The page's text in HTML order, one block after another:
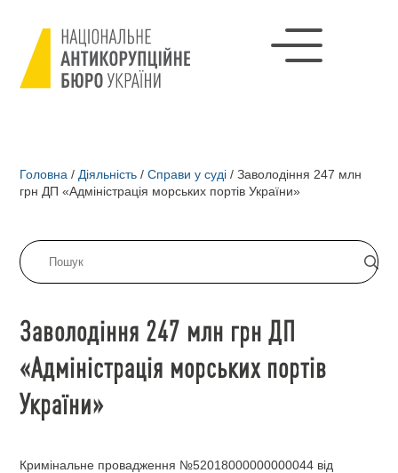
Головна / Діяльність / Справи у суді / Заволодіння 247 млн
грн ДП «Адміністрація морських портів України»
Заволодіння 247 млн грн ДП
«Адміністрація морських портів
України»
Кримінальне провадження №52018000000000044 від